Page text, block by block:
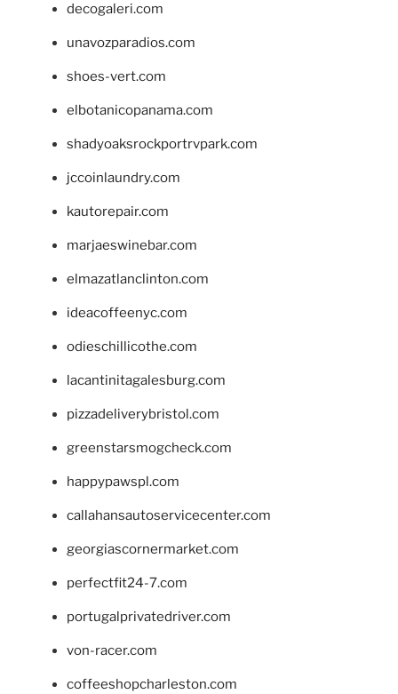
decogaleri.com
unavozparadios.com
shoes-vert.com
elbotanicopanama.com
shadyoaksrockportrvpark.com
jccoinlaundry.com
kautorepair.com
marjaeswinebar.com
elmazatlanclinton.com
ideacoffeenyc.com
odieschillicothe.com
lacantinitagalesburg.com
pizzadeliverybristol.com
greenstarsmogcheck.com
happypawspl.com
callahansautoservicecenter.com
georgiascornermarket.com
perfectfit24-7.com
portugalprivatedriver.com
von-racer.com
coffeeshopcharleston.com